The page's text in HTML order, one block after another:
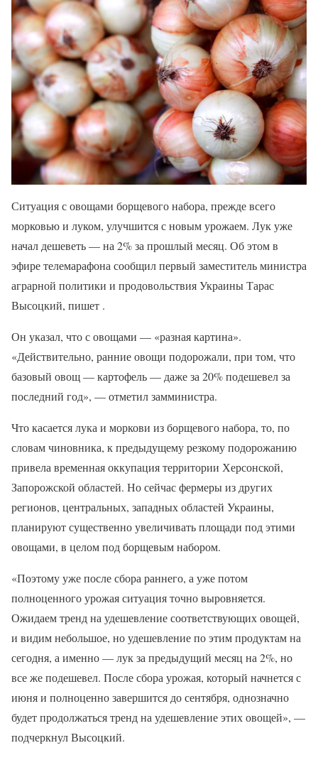
Ситуация с овощами борщевого набора, прежде всего
морковью и луком, улучшится с новым урожаем. Лук уже
начал дешеветь — на 2% за прошлый месяц. Об этом в
эфире телемарафона сообщил первый заместитель министра
аграрной политики и продовольствия Украины Тарас
Высоцкий, пишет .
Он указал, что с овощами — «разная картина».
«Действительно, ранние овощи подорожали, при том, что
базовый овощ — картофель — даже за 20% подешевел за
последний год», — отметил замминистра.
Что касается лука и моркови из борщевого набора, то, по
словам чиновника, к предыдущему резкому подорожанию
привела временная оккупация территории Херсонской,
Запорожской областей. Но сейчас фермеры из других
регионов, центральных, западных областей Украины,
планируют существенно увеличивать площади под этими
овощами, в целом под борщевым набором.
«Поэтому уже после сбора раннего, а уже потом
полноценного урожая ситуация точно выровняется.
Ожидаем тренд на удешевление соответствующих овощей,
и видим небольшое, но удешевление по этим продуктам на
сегодня, а именно — лук за предыдущий месяц на 2%, но
все же подешевел. После сбора урожая, который начнется с
июня и полноценно завершится до сентября, однозначно
будет продолжаться тренд на удешевление этих овощей», —
подчеркнул Высоцкий.